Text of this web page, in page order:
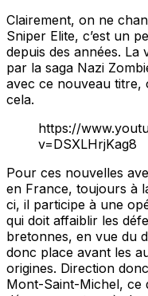
Clairement, on ne
Sniper Elite, c’est un
depuis des années. La
par la saga Nazi
avec ce nouveau titre,
cela.
https://
v=DSXLHrjKag8
Pour ces nouvelles
en France, toujours à
ci, il participe à une
qui doit affaiblir les
bretonnes, en vue du
donc place avant les
origines. Direction
Mont-Saint-Michel, ce